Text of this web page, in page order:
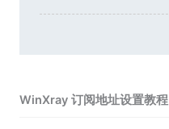
WinXray 订阅地址设置教程